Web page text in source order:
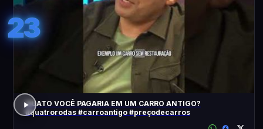
23
QUATO VOCÊ PAGARIA EM UM CARRO ANTIGO?
#quatrorodas #carroantigo #preçodecarros